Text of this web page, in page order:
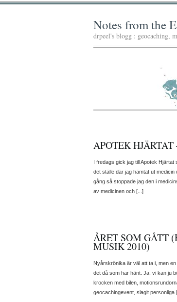
Notes from the
drpeel's blogg : geocaching,
APOTEK
I fredags gick jag till Apotek
det ställe där jag hämtat ut
gång så stoppade jag den i
av medicinen och [...]
ÅRET SOM GÅTT
MUSIK 2010)
Nyårskrönika är väl att ta i, men
det då som har hänt. Ja, vi kan ju
krocken med bilen,
geocachingevent, slagit personliga